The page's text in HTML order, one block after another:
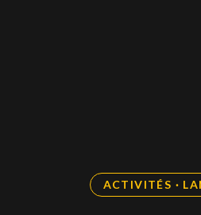
ACTIVITÉS ·